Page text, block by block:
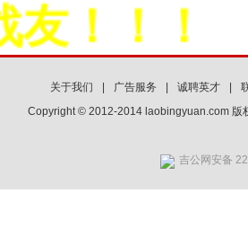
！！！
关于我们 广告服务 诚聘英才
Copyright © 2012-2014 laobingyuan.com 版
吉公网安备